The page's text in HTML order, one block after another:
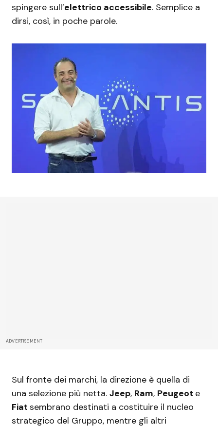
spingere sull’elettrico accessibile. Semplice a
dirsi, così, in poche parole.
ADVERTISEMENT
Sul fronte dei marchi, la direzione è quella di
una selezione più netta. Jeep, Ram, Peugeot e
Fiat sembrano destinati a costituire il nucleo
strategico del Gruppo, mentre gli altri